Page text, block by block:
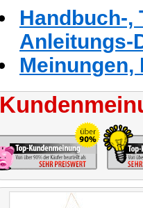
Handbuch-,
Anleitungs-